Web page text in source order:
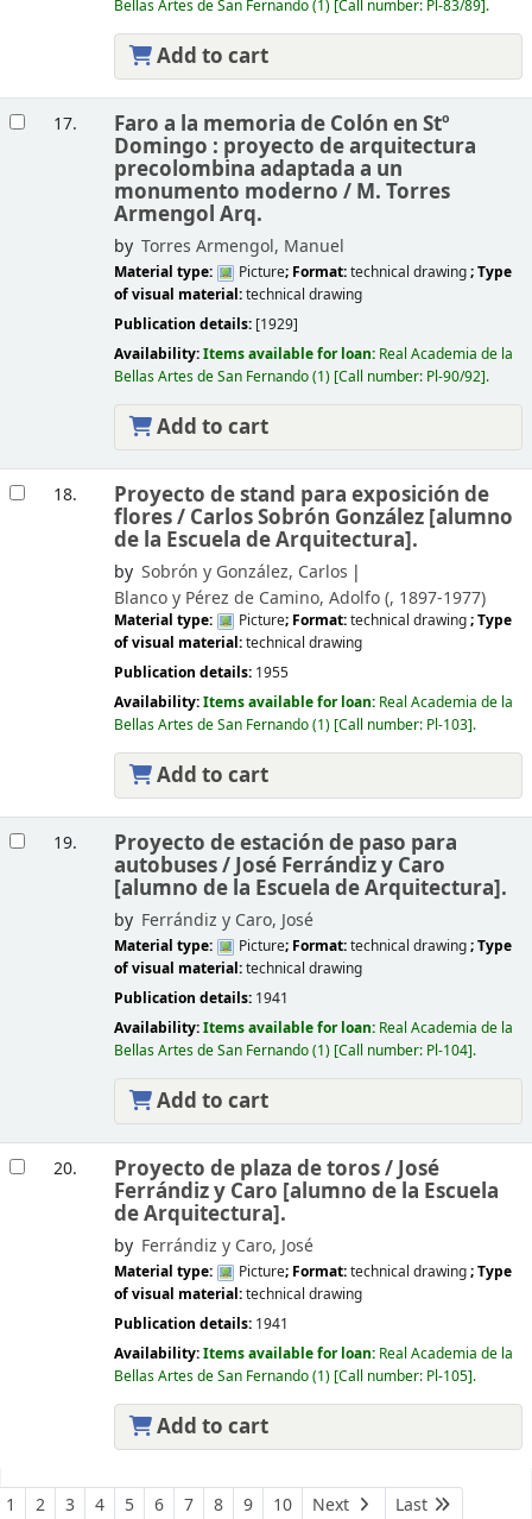
Bellas Artes de San Fernando(1) Call number: Pl-83/89 .
Add to cart
17. Faro a la memoria de Colón en Stº
Domingo : proyecto de arquitectura
precolombina adaptada a un
monumento moderno / M. Torres
Armengol Arq.
by Torres Armengol, Manuel
Material type: Picture; Format:technical drawing; Type
of visual material:technical drawing
Publication details: [1929]
Availability:Items available for loan: Real Academia de la
Bellas Artes de San Fernando(1) Call number: Pl-90/92 .
Add to cart
18. Proyecto de stand para exposición de
flores / Carlos Sobrón González [alumno
de la Escuela de Arquitectura].
by Sobrón y González, Carlos
Blanco y Pérez de Camino, Adolfo (, 1897-1977)
Material type: Picture; Format:technical drawing; Type
of visual material:technical drawing
Publication details: 1955
Availability:Items available for loan: Real Academia de la
Bellas Artes de San Fernando(1) Call number: Pl-103 .
Add to cart
19. Proyecto de estación de paso para
autobuses / José Ferrándiz y Caro
[alumno de la Escuela de Arquitectura].
by Ferrándiz y Caro, José
Material type: Picture; Format:technical drawing; Type
of visual material:technical drawing
Publication details: 1941
Availability:Items available for loan: Real Academia de la
Bellas Artes de San Fernando(1) Call number: Pl-104 .
Add to cart
20. Proyecto de plaza de toros /José
Ferrándiz y Caro [alumno de la Escuela
de Arquitectura].
by Ferrándiz y Caro, José
Material type: Picture; Format:technical drawing; Type
of visual material:technical drawing
Publication details: 1941
Availability:Items available for loan: Real Academia de la
Bellas Artes de San Fernando(1) Call number: Pl-105 .
Add to cart
1 2 3 4 5 6 7 8 9 10 Next Last